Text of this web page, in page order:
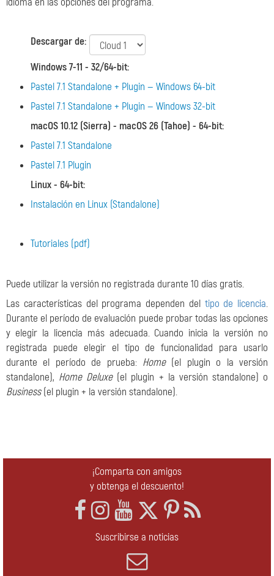
Descargar de:
Windows 7-11 - 32/64-bit:
Pastel 7.1 Standalone + Plugin — Windows 64-bit
Pastel 7.1 Standalone + Plugin — Windows 32-bit
macOS 10.12 (Sierra) - macOS 26 (Tahoe) - 64-bit:
Pastel 7.1 Standalone
Pastel 7.1 Plugin
Linux - 64-bit:
Instalación en Linux (Standalone)
Tutoriales (pdf)
Puede utilizar la versión no registrada durante 10 días gratis.
Las características del programa dependen del tipo de licencia.
Durante el período de evaluación puede probar todas las opciones
y elegir la licencia más adecuada. Cuando inicia la versión no
registrada puede elegir el tipo de funcionalidad para usarlo
durante el período de prueba: Home(el plugin o la versión
standalone), Home Deluxe(el plugin + la versión standalone) o
Business(el plugin + la versión standalone).
¡Comparta con amigos
y obtenga el descuento!
Suscribirse a noticias